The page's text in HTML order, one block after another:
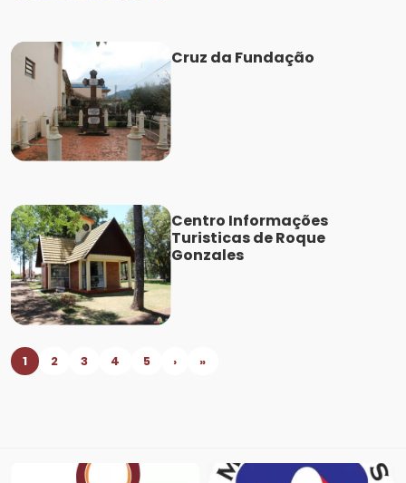
Cruz da Fundação
Centro Informações
Turisticas de Roque
Gonzales
1 2 3 4 5 › »